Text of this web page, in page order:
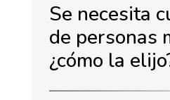
Se necesita
de personas
¿cómo la